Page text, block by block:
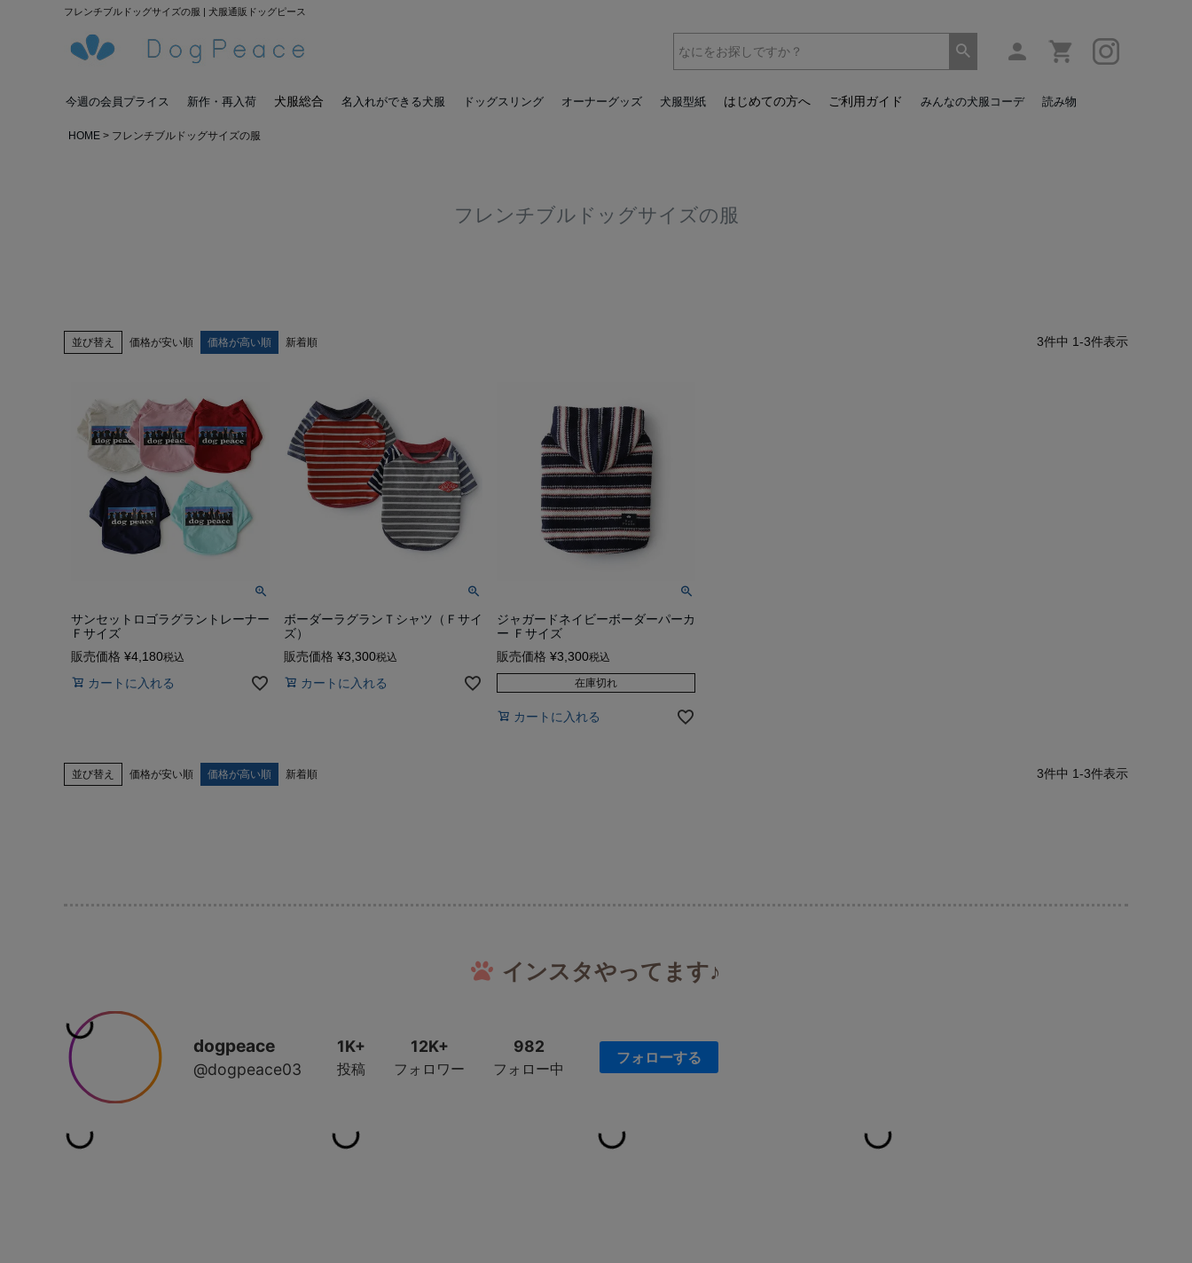
フレンチブルドッグサイズの服 | 犬服通販ドッグピース
今週の会員プライス 新作・再入荷 犬服総合 名入れができる犬服 ドッグスリング オーナーグッズ 犬服型紙 はじめての方へ ご利用ガイド みんなの犬服コーデ 読み物
HOME フレンチブルドッグサイズの服
フレンチブルドッグサイズの服
並び替え 価格が安い順 価格が高い順 新着順 3件中 1-3件表示
サンセットロゴラグラントレーナー
Ｆサイズ
販売価格 ¥4,180税込
カートに入れる
ボーダーラグランＴシャツ（Ｆサイ
ズ）
販売価格 ¥3,300税込
カートに入れる
ジャガードネイビーボーダーパーカ
ー Ｆサイズ
販売価格 ¥3,300税込
在庫切れ
カートに入れる
並び替え 価格が安い順 価格が高い順 新着順 3件中 1-3件表示
インスタやってます♪